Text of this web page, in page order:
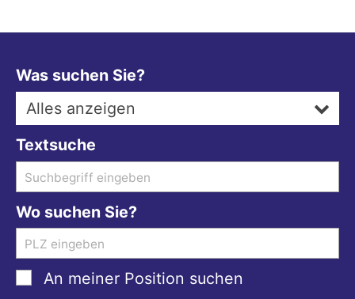
Was suchen Sie?
Alles anzeigen
Textsuche
Wo suchen Sie?
An meiner Position suchen